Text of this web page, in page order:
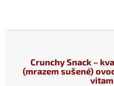
Crunchy Snack –
(mrazem sušené)